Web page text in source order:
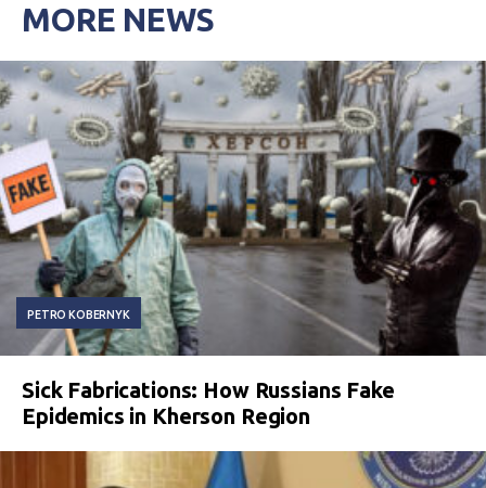
MORE NEWS
PETRO KOBERNYK
Sick Fabrications: How Russians Fake
Epidemics in Kherson Region